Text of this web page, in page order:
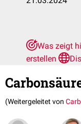
Was zeigt
erstellen
(Weitergeleitet von